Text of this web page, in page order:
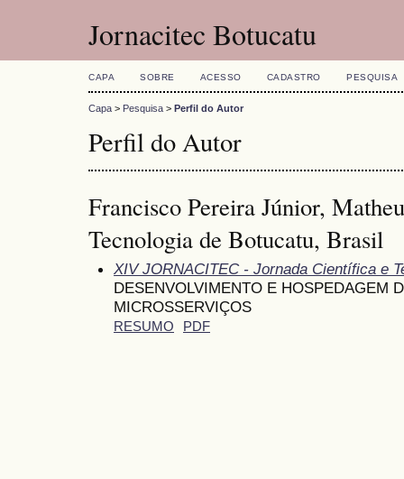
Jornacitec Botucatu
CAPA SOBRE ACESSO CADASTRO PESQUISA
Capa > Pesquisa > Perfil do Autor
Perfil do Autor
Francisco Pereira Júnior,
Tecnologia de Botucatu, Brasil
XIV JORNACITEC - Jornada Científica e
DESENVOLVIMENTO E HOSPEDAGEM
MICROSSERVIÇOS
RESUMO PDF